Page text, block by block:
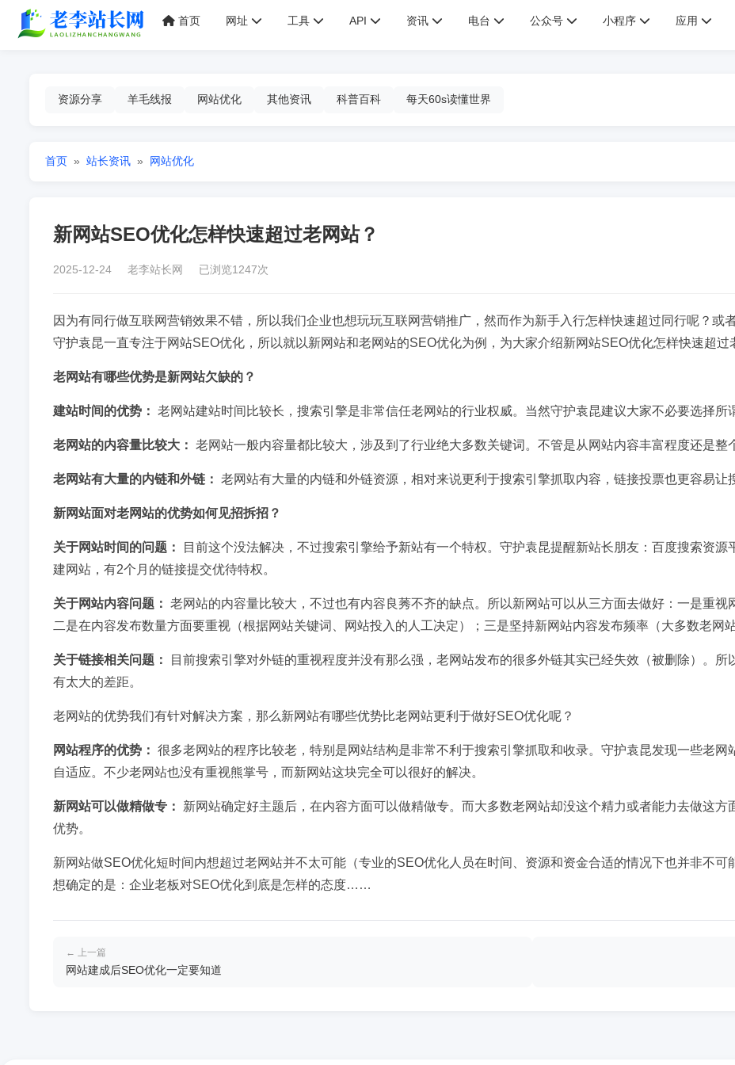
首页 网址 工具 API 资讯 电台 公众号 小程序 应用
资源分享 羊毛线报 网站优化 其他资讯 科普百科 每天60s读懂世界
首页 » 站长资讯 » 网站优化
新网站SEO优化怎样快速超过老网站？
2025-12-24 老李站长网 已浏览1247次
因为有同行做互联网营销效果不错，所以我们企业也想玩玩互联网营销推广，然而作为新手入行怎样快速超过同行呢？或
守护袁昆一直专注于网站SEO优化，所以就以新网站和老网站的SEO优化为例，为大家介绍新网站SEO优化怎样快速超过
老网站有哪些优势是新网站欠缺的？
建站时间的优势： 老网站建站时间比较长，搜索引擎是非常信任老网站的行业权威。当然守护袁昆建议大家不必要选择所
老网站的内容量比较大： 老网站一般内容量都比较大，涉及到了行业绝大多数关键词。不管是从网站内容丰富程度还是整
老网站有大量的内链和外链： 老网站有大量的内链和外链资源，相对来说更利于搜索引擎抓取内容，链接投票也更容易让
新网站面对老网站的优势如何见招拆招？
关于网站时间的问题：
目前这个没法解决，不过搜索引擎给予新站有一个特权。守护袁昆提醒新站长朋友：百度搜索资
建网站，有2个月的链接提交优待特权。
关于网站内容问题： 老网站的内容量比较大，不过也有内容良莠不齐的缺点。所以新网站可以从三方面去做好：一是重视
二是在内容发布数量方面要重视（根据网站关键词、网站投入的人工决定）；三是坚持新网站内容发布频率（大多数老网
关于链接相关问题：
目前搜索引擎对外链的重视程度并没有那么强，老网站发布的很多外链其实已经失效（被删除）。
有太大的差距。
老网站的优势我们有针对解决方案，那么新网站有哪些优势比老网站更利于做好SEO优化呢？
网站程序的优势： 很多老网站的程序比较老，特别是网站结构是非常不利于搜索引擎抓取和收录。守护袁昆发现一些老
自适应。不少老网站也没有重视熊掌号，而新网站这块完全可以很好的解决。
新网站可以做精做专：
新网站确定好主题后，在内容方面可以做精做专。而大多数老网站却没这个精力或者能力去做这
优势。
新网站做SEO优化短时间内想超过老网站并不太可能（专业的SEO优化人员在时间、资源和资金合适的情况下也并非不
想确定的是：企业老板对SEO优化到底是怎样的态度……
← 上一篇
网站建成后SEO优化一定要知道